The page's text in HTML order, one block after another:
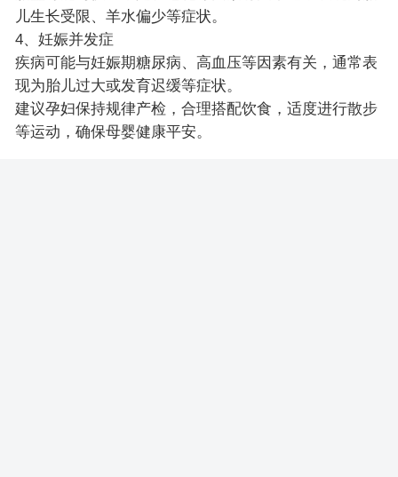
儿生长受限、羊水偏少等症状。
4、妊娠并发症
疾病可能与妊娠期糖尿病、高血压等因素有关，通常表
现为胎儿过大或发育迟缓等症状。
建议孕妇保持规律产检，合理搭配饮食，适度进行散步
等运动，确保母婴健康平安。